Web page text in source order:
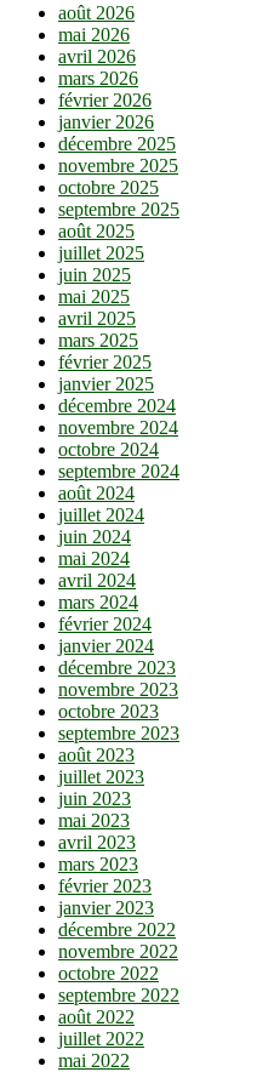
août 2026
mai 2026
avril 2026
mars 2026
février 2026
janvier 2026
décembre 2025
novembre 2025
octobre 2025
septembre 2025
août 2025
juillet 2025
juin 2025
mai 2025
avril 2025
mars 2025
février 2025
janvier 2025
décembre 2024
novembre 2024
octobre 2024
septembre 2024
août 2024
juillet 2024
juin 2024
mai 2024
avril 2024
mars 2024
février 2024
janvier 2024
décembre 2023
novembre 2023
octobre 2023
septembre 2023
août 2023
juillet 2023
juin 2023
mai 2023
avril 2023
mars 2023
février 2023
janvier 2023
décembre 2022
novembre 2022
octobre 2022
septembre 2022
août 2022
juillet 2022
mai 2022